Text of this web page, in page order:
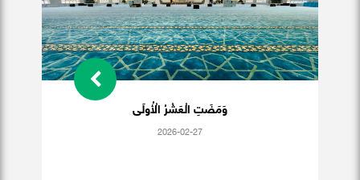
وَمَضَتِ الْعَشْرُ الْأُولَى
2026-02-27